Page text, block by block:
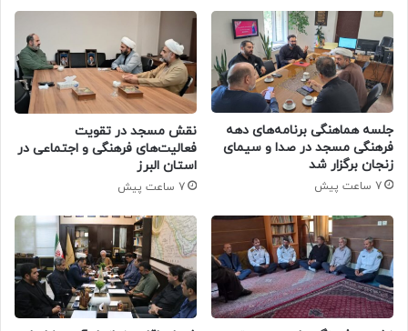
جلسه هماهنگی برنامه‌های دهه
فرهنگی مسجد در صدا و سیمای
زنجان برگزار شد
7 ساعت پیش
نقش مسجد در تقویت
فعالیت‌های فرهنگی و اجتماعی در
استان البرز
7 ساعت پیش